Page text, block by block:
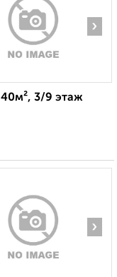
›
3/9 этаж
›